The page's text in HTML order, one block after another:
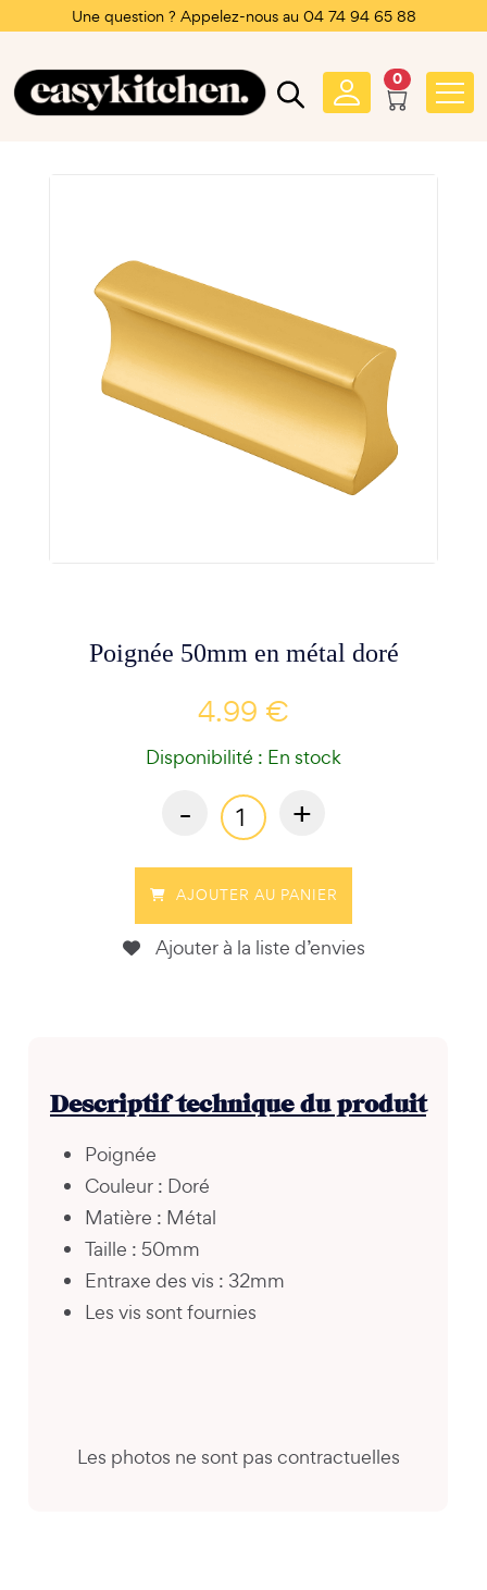
Une question ? Appelez-nous au 04 74 94 65 88
0
Poignée 50mm en métal doré
4.99 €
Disponibilité : En stock
- +
AJOUTER AU PANIER
Ajouter à la liste d’envies
Descriptif technique du produit
Poignée
Couleur : Doré
Matière : Métal
Taille : 50mm
Entraxe des vis : 32mm
Les vis sont fournies
Les photos ne sont pas contractuelles